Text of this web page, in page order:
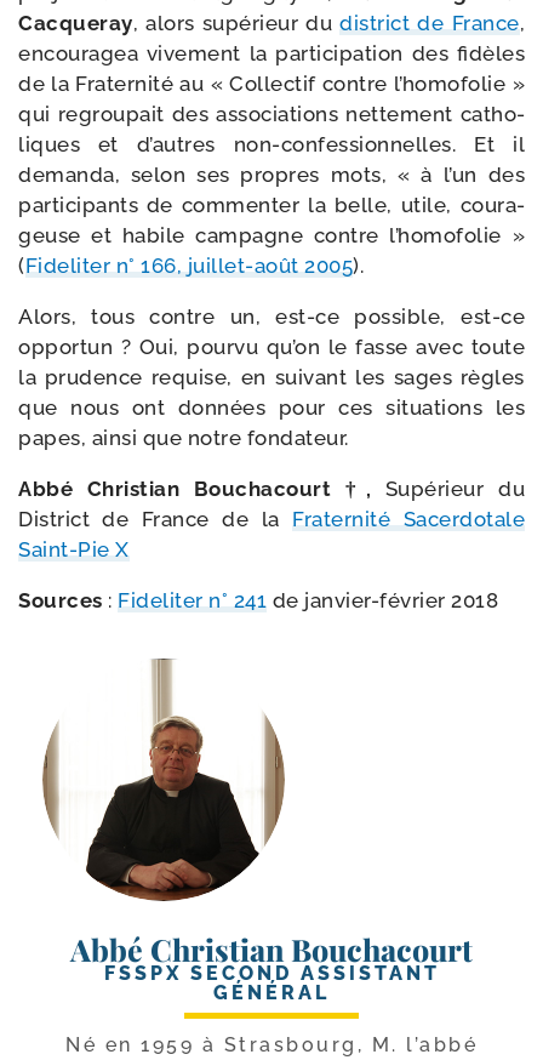
Cacqueray, alors supé­rieur dudis­trict de France,
encou­ra­gea vive­ment la par­ti­ci­pa­tion des fidèles
de la Fraternité au « Collectif contre l’ho­mo­fo­lie »
qui regrou­pait des asso­cia­tions net­te­ment catho­
liques et d’autres non-​confessionnelles. Et il
deman­da, selon ses propres mots, « à l’un des
par­ti­ci­pants de com­men­ter la belle, utile, cou­ra­
geuse et habile cam­pagne contre l’ho­mo­fo­lie »
(Fideliter n° 166, juillet-​août 2005).
Alors, tous contre un, est-​ce pos­sible, est-​ce
oppor­tun ? Oui, pour­vu qu’on le fasse avec toute
la pru­dence requise, en sui­vant les sages règles
que nous ont don­nées pour ces situa­tions les
papes, ain­si que notre fondateur.
Abbé Christian Bouchacourt †, Supérieur du
District de France de laFraternité Sacerdotale
Saint-​Pie X
Sources : Fideliter n° 241 de janvier-​février 2018
Abbé Christian Bouchacourt
FSSPX SECOND ASSISTANT
GÉNÉRAL
Né en 1959 à Strasbourg, M. l’ab­bé